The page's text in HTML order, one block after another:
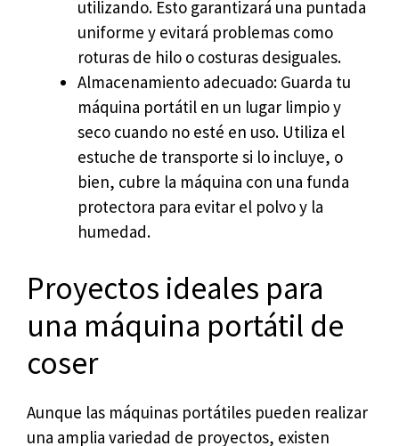
utilizando. Esto garantizará una puntada
uniforme y evitará problemas como
roturas de hilo o costuras desiguales.
Almacenamiento adecuado: Guarda tu
máquina portátil en un lugar limpio y
seco cuando no esté en uso. Utiliza el
estuche de transporte si lo incluye, o
bien, cubre la máquina con una funda
protectora para evitar el polvo y la
humedad.
Proyectos ideales para
una máquina portátil de
coser
Aunque las máquinas portátiles pueden realizar
una amplia variedad de proyectos, existen